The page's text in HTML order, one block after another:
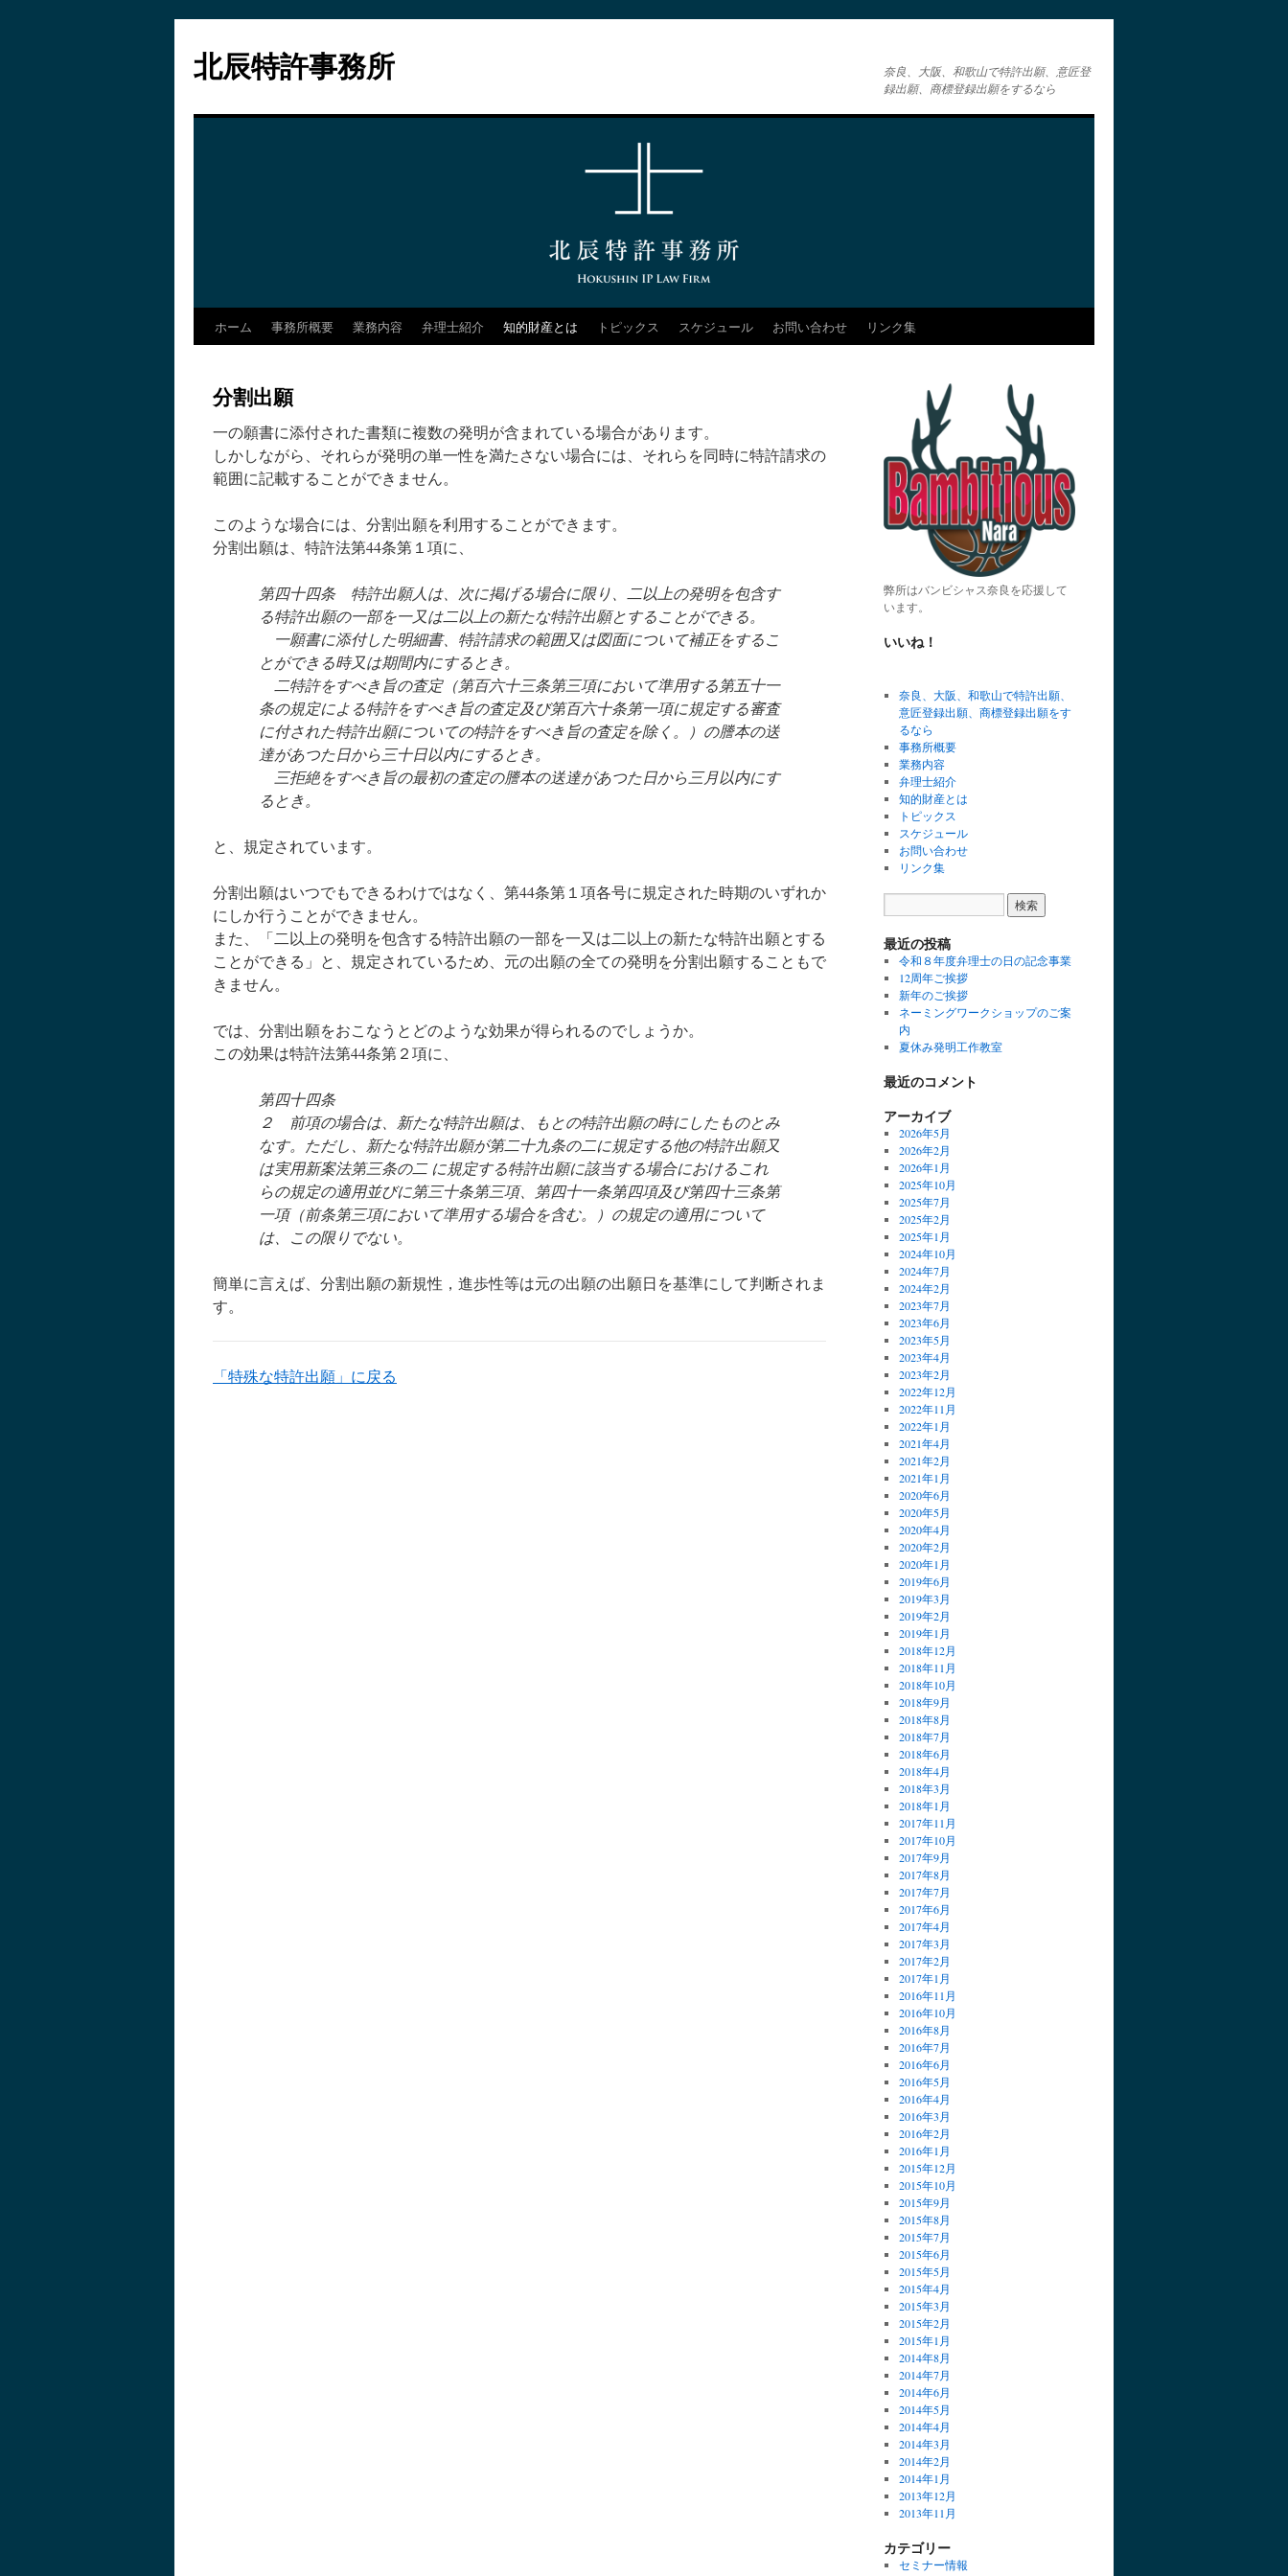
テ
ン
へ
北辰特許事務所
奈良、大阪、和歌山で特許出願、意匠登
録出願、商標登録出願をするなら
ホーム 事務所概要 業務内容 弁理士紹介 知的財産とは トピックス スケジュール お問い合わせ リンク集
分割出願
一の願書に添付された書類に複数の発明が含まれている場合があります。
しかしながら、それらが発明の単一性を満たさない場合には、それらを同時に特許請求の
範囲に記載することができません。
このような場合には、分割出願を利用することができます。
分割出願は、特許法第44条第１項に、
第四十四条 特許出願人は、次に掲げる場合に限り、二以上の発明を包含す
る特許出願の一部を一又は二以上の新たな特許出願とすることができる。
一願書に添付した明細書、特許請求の範囲又は図面について補正をするこ
とができる時又は期間内にするとき。
二特許をすべき旨の査定（第百六十三条第三項において準用する第五十一
条の規定による特許をすべき旨の査定及び第百六十条第一項に規定する審査
に付された特許出願についての特許をすべき旨の査定を除く。）の謄本の送
達があつた日から三十日以内にするとき。
三拒絶をすべき旨の最初の査定の謄本の送達があつた日から三月以内にす
るとき。
と、規定されています。
分割出願はいつでもできるわけではなく、第44条第１項各号に規定された時期のいずれか
にしか行うことができません。
また、「二以上の発明を包含する特許出願の一部を一又は二以上の新たな特許出願とする
ことができる」と、規定されているため、元の出願の全ての発明を分割出願することもで
きません。
では、分割出願をおこなうとどのような効果が得られるのでしょうか。
この効果は特許法第44条第２項に、
第四十四条
２ 前項の場合は、新たな特許出願は、もとの特許出願の時にしたものとみ
なす。ただし、新たな特許出願が第二十九条の二に規定する他の特許出願又
は実用新案法第三条の二 に規定する特許出願に該当する場合におけるこれ
らの規定の適用並びに第三十条第三項、第四十一条第四項及び第四十三条第
一項（前条第三項において準用する場合を含む。）の規定の適用について
は、この限りでない。
簡単に言えば、分割出願の新規性，進歩性等は元の出願の出願日を基準にして判断されま
す。
「特殊な特許出願」に戻る
弊所はバンビシャス奈良を応援して
います。
いいね！
奈良、大阪、和歌山で特許出願、
意匠登録出願、商標登録出願をす
るなら
事務所概要
業務内容
弁理士紹介
知的財産とは
トピックス
スケジュール
お問い合わせ
リンク集
最近の投稿
令和８年度弁理士の日の記念事業
12周年ご挨拶
新年のご挨拶
ネーミングワークショップのご案
内
夏休み発明工作教室
最近のコメント
アーカイブ
2026年5月
2026年2月
2026年1月
2025年10月
2025年7月
2025年2月
2025年1月
2024年10月
2024年7月
2024年2月
2023年7月
2023年6月
2023年5月
2023年4月
2023年2月
2022年12月
2022年11月
2022年1月
2021年4月
2021年2月
2021年1月
2020年6月
2020年5月
2020年4月
2020年2月
2020年1月
2019年6月
2019年3月
2019年2月
2019年1月
2018年12月
2018年11月
2018年10月
2018年9月
2018年8月
2018年7月
2018年6月
2018年4月
2018年3月
2018年1月
2017年11月
2017年10月
2017年9月
2017年8月
2017年7月
2017年6月
2017年4月
2017年3月
2017年2月
2017年1月
2016年11月
2016年10月
2016年8月
2016年7月
2016年6月
2016年5月
2016年4月
2016年3月
2016年2月
2016年1月
2015年12月
2015年10月
2015年9月
2015年8月
2015年7月
2015年6月
2015年5月
2015年4月
2015年3月
2015年2月
2015年1月
2014年8月
2014年7月
2014年6月
2014年5月
2014年4月
2014年3月
2014年2月
2014年1月
2013年12月
2013年11月
カテゴリー
セミナー情報